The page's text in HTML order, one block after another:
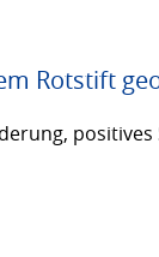
Rotstift